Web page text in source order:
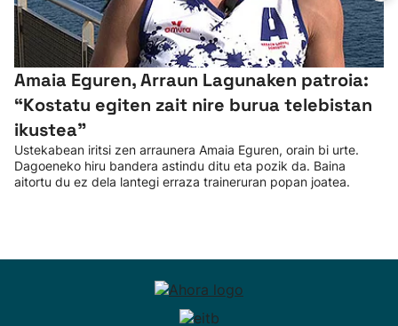
Amaia Eguren, Arraun Lagunaken patroia:
“Kostatu egiten zait nire burua telebistan
ikustea"
Ustekabean iritsi zen arraunera Amaia Eguren, orain bi urte.
Dagoeneko hiru bandera astindu ditu eta pozik da. Baina
aitortu du ez dela lantegi erraza traineruran popan joatea.